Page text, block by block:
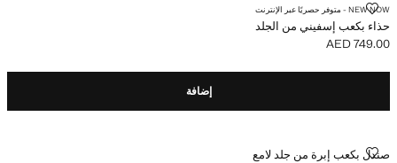
NEW NOW - متوفر حصريًا عبر الإنترنت
حذاء بكعب إسفيني من الجلد
حذاء بكعب إسفيني من الجلد
السعر الحالي [AED 749.00 ]
AED 749.00
إضافة
صندل بكعب إبرة من جلد لامع
صندل بكعب إبرة من جلد لامع